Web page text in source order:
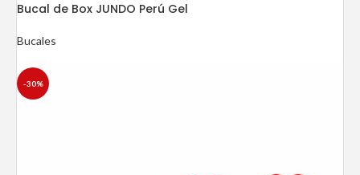
-30%
Bucal de Box JUNDO Perú Gel
Bucales